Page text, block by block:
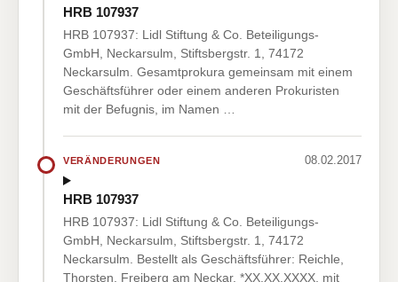
HRB 107937
HRB 107937: Lidl Stiftung & Co. Beteiligungs-
GmbH, Neckarsulm, Stiftsbergstr. 1, 74172
Neckarsulm. Gesamtprokura gemeinsam mit einem
Geschäftsführer oder einem anderen Prokuristen
mit der Befugnis, im Namen …
VERÄNDERUNGEN 08.02.2017
HRB 107937
HRB 107937: Lidl Stiftung & Co. Beteiligungs-
GmbH, Neckarsulm, Stiftsbergstr. 1, 74172
Neckarsulm. Bestellt als Geschäftsführer: Reichle,
Thorsten, Freiberg am Neckar, *XX.XX.XXXX, mit